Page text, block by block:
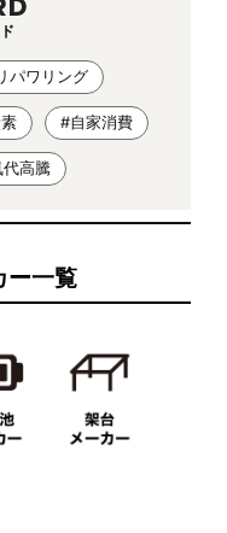
パワリング
#自家消費
高騰
ー一覧